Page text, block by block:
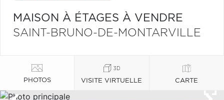
MAISON À ÉTAGES À VENDRE
SAINT-BRUNO-DE-MONTARVILLE
PHOTOS VISITE VIRTUELLE CARTE